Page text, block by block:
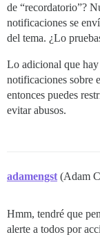
de “recordatorio”?
notificaciones se
del tema. ¿Lo
Lo adicional que
notificaciones sobre
entonces puedes
evitar abusos.
adamengst (Adam
Hmm, tendré que
alerte a todos por